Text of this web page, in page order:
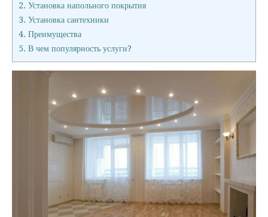
2. Установка напольного покрытия
3. Установка сантехники
4. Преимущества
5. В чем популярность услуги?